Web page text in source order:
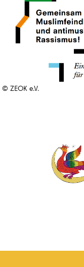
© ZEOK e.V.